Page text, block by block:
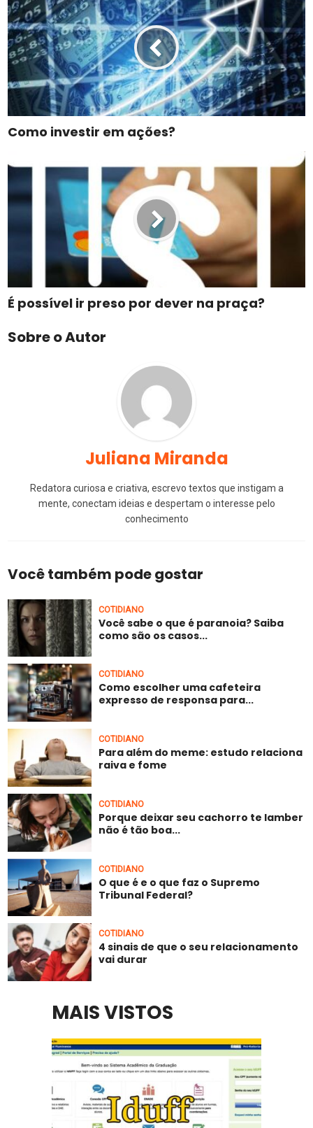
Como investir em ações?
É possível ir preso por dever na praça?
Sobre o Autor
Juliana Miranda
Redatora curiosa e criativa, escrevo textos que instigam a
mente, conectam ideias e despertam o interesse pelo
conhecimento
Você também pode gostar
COTIDIANO
Você sabe o que é paranoia? Saiba
como são os casos...
COTIDIANO
Como escolher uma cafeteira
expresso de responsa para...
COTIDIANO
Para além do meme: estudo relaciona
raiva e fome
COTIDIANO
Porque deixar seu cachorro te lamber
não é tão boa...
COTIDIANO
O que é e o que faz o Supremo
Tribunal Federal?
COTIDIANO
4 sinais de que o seu relacionamento
vai durar
MAIS VISTOS